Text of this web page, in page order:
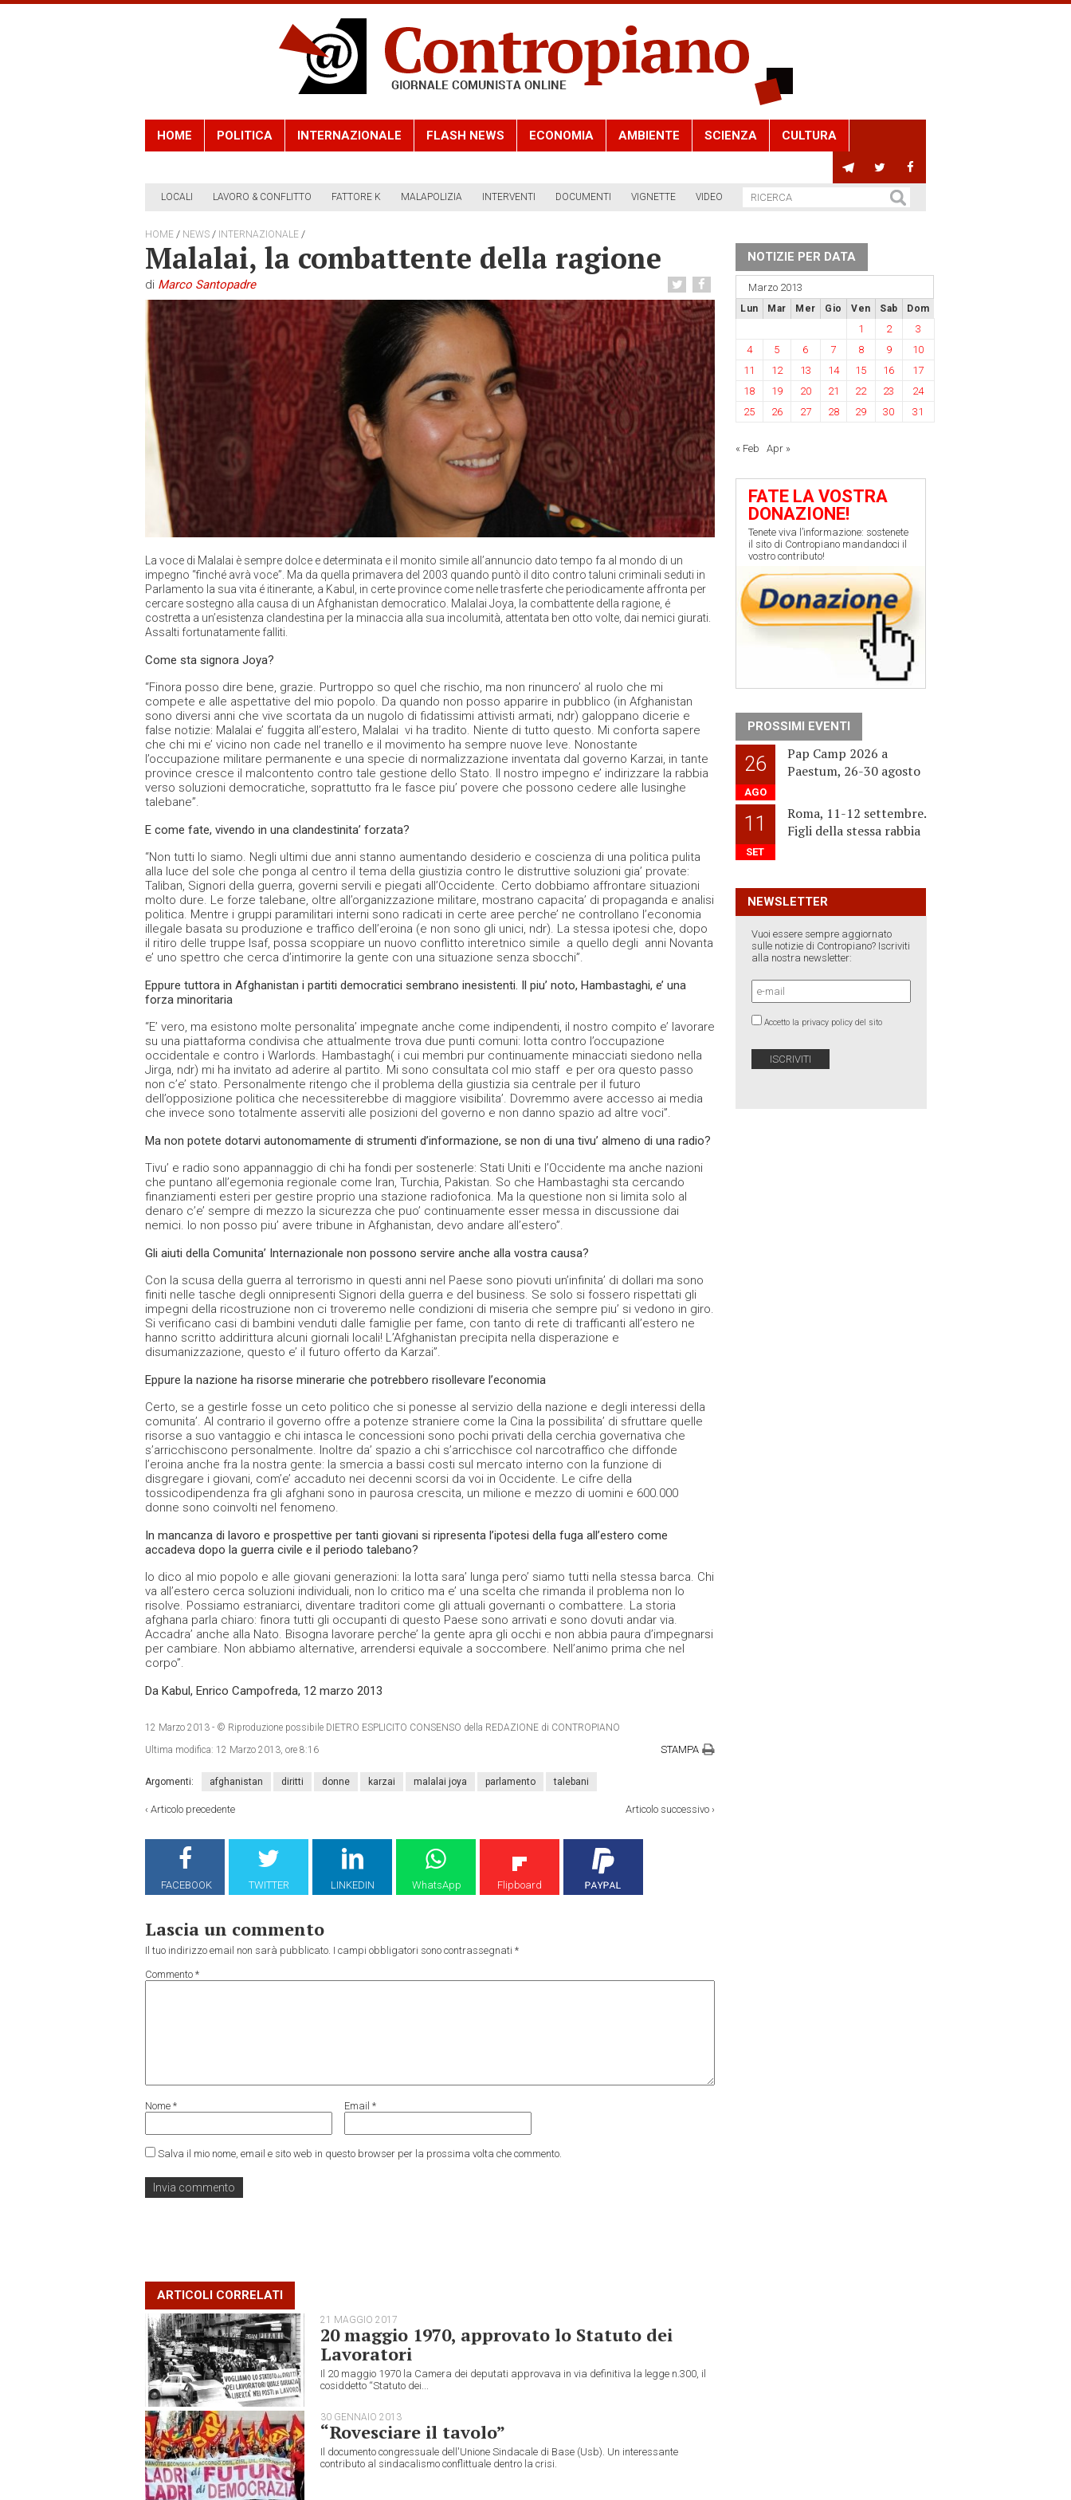
HOME POLITICA INTERNAZIONALE FLASH NEWS ECONOMIA AMBIENTE SCIENZA CULTURA
LOCALI LAVORO & CONFLITTO FATTORE K MALAPOLIZIA INTERVENTI DOCUMENTI VIGNETTE VIDEO
HOME / NEWS / INTERNAZIONALE /
Malalai, la combattente della ragione
di Marco Santopadre
La voce di Malalai è sempre dolce e determinata e il monito simile all’annuncio dato tempo fa al mondo di un
impegno “finché avrà voce”. Ma da quella primavera del 2003 quando puntò il dito contro taluni criminali seduti in
Parlamento la sua vita é itinerante, a Kabul, in certe province come nelle trasferte che periodicamente affronta per
cercare sostegno alla causa di un Afghanistan democratico. Malalai Joya, la combattente della ragione, é
costretta a un’esistenza clandestina per la minaccia alla sua incolumità, attentata ben otto volte, dai nemici giurati.
Assalti fortunatamente falliti.
Come sta signora Joya?
“Finora posso dire bene, grazie. Purtroppo so quel che rischio, ma non rinuncero’ al ruolo che mi
compete e alle aspettative del mio popolo. Da quando non posso apparire in pubblico (in Afghanistan
sono diversi anni che vive scortata da un nugolo di fidatissimi attivisti armati, ndr) galoppano dicerie e
false notizie: Malalai e’ fuggita all’estero, Malalai vi ha tradito. Niente di tutto questo. Mi conforta sapere
che chi mi e’ vicino non cade nel tranello e il movimento ha sempre nuove leve. Nonostante
l’occupazione militare permanente e una specie di normalizzazione inventata dal governo Karzai, in tante
province cresce il malcontento contro tale gestione dello Stato. Il nostro impegno e’ indirizzare la rabbia
verso soluzioni democratiche, soprattutto fra le fasce piu’ povere che possono cedere alle lusinghe
talebane”.
E come fate, vivendo in una clandestinita’ forzata?
“Non tutti lo siamo. Negli ultimi due anni stanno aumentando desiderio e coscienza di una politica pulita
alla luce del sole che ponga al centro il tema della giustizia contro le distruttive soluzioni gia’ provate:
Taliban, Signori della guerra, governi servili e piegati all’Occidente. Certo dobbiamo affrontare situazioni
molto dure. Le forze talebane, oltre all’organizzazione militare, mostrano capacita’ di propaganda e analisi
politica. Mentre i gruppi paramilitari interni sono radicati in certe aree perche’ ne controllano l’economia
illegale basata su produzione e traffico dell’eroina (e non sono gli unici, ndr). La stessa ipotesi che, dopo
il ritiro delle truppe Isaf, possa scoppiare un nuovo conflitto interetnico simile a quello degli anni Novanta
e’ uno spettro che cerca d’intimorire la gente con una situazione senza sbocchi”.
Eppure tuttora in Afghanistan i partiti democratici sembrano inesistenti. Il piu’ noto, Hambastaghi, e’ una
forza minoritaria
“E’ vero, ma esistono molte personalita’ impegnate anche come indipendenti, il nostro compito e’ lavorare
su una piattaforma condivisa che attualmente trova due punti comuni: lotta contro l’occupazione
occidentale e contro i Warlords. Hambastagh( i cui membri pur continuamente minacciati siedono nella
Jirga, ndr) mi ha invitato ad aderire al partito. Mi sono consultata col mio staff e per ora questo passo
non c’e’ stato. Personalmente ritengo che il problema della giustizia sia centrale per il futuro
dell’opposizione politica che necessiterebbe di maggiore visibilita’. Dovremmo avere accesso ai media
che invece sono totalmente asserviti alle posizioni del governo e non danno spazio ad altre voci”.
Ma non potete dotarvi autonomamente di strumenti d’informazione, se non di una tivu’ almeno di una radio?
Tivu’ e radio sono appannaggio di chi ha fondi per sostenerle: Stati Uniti e l’Occidente ma anche nazioni
che puntano all’egemonia regionale come Iran, Turchia, Pakistan. So che Hambastaghi sta cercando
finanziamenti esteri per gestire proprio una stazione radiofonica. Ma la questione non si limita solo al
denaro c’e’ sempre di mezzo la sicurezza che puo’ continuamente esser messa in discussione dai
nemici. Io non posso piu’ avere tribune in Afghanistan, devo andare all’estero”.
Gli aiuti della Comunita’ Internazionale non possono servire anche alla vostra causa?
Con la scusa della guerra al terrorismo in questi anni nel Paese sono piovuti un’infinita’ di dollari ma sono
finiti nelle tasche degli onnipresenti Signori della guerra e del business. Se solo si fossero rispettati gli
impegni della ricostruzione non ci troveremo nelle condizioni di miseria che sempre piu’ si vedono in giro.
Si verificano casi di bambini venduti dalle famiglie per fame, con tanto di rete di trafficanti all’estero ne
hanno scritto addirittura alcuni giornali locali! L’Afghanistan precipita nella disperazione e
disumanizzazione, questo e’ il futuro offerto da Karzai”.
Eppure la nazione ha risorse minerarie che potrebbero risollevare l’economia
Certo, se a gestirle fosse un ceto politico che si ponesse al servizio della nazione e degli interessi della
comunita’. Al contrario il governo offre a potenze straniere come la Cina la possibilita’ di sfruttare quelle
risorse a suo vantaggio e chi intasca le concessioni sono pochi privati della cerchia governativa che
s’arricchiscono personalmente. Inoltre da’ spazio a chi s’arricchisce col narcotraffico che diffonde
l’eroina anche fra la nostra gente: la smercia a bassi costi sul mercato interno con la funzione di
disgregare i giovani, com’e’ accaduto nei decenni scorsi da voi in Occidente. Le cifre della
tossicodipendenza fra gli afghani sono in paurosa crescita, un milione e mezzo di uomini e 600.000
donne sono coinvolti nel fenomeno.
In mancanza di lavoro e prospettive per tanti giovani si ripresenta l’ipotesi della fuga all’estero come
accadeva dopo la guerra civile e il periodo talebano?
Io dico al mio popolo e alle giovani generazioni: la lotta sara’ lunga pero’ siamo tutti nella stessa barca. Chi
va all’estero cerca soluzioni individuali, non lo critico ma e’ una scelta che rimanda il problema non lo
risolve. Possiamo estraniarci, diventare traditori come gli attuali governanti o combattere. La storia
afghana parla chiaro: finora tutti gli occupanti di questo Paese sono arrivati e sono dovuti andar via.
Accadra’ anche alla Nato. Bisogna lavorare perche’ la gente apra gli occhi e non abbia paura d’impegnarsi
per cambiare. Non abbiamo alternative, arrendersi equivale a soccombere. Nell’animo prima che nel
corpo”.
Da Kabul, Enrico Campofreda, 12 marzo 2013
12 Marzo 2013 - © Riproduzione possibile DIETRO ESPLICITO CONSENSO della REDAZIONE di CONTROPIANO
Ultima modifica: 12 Marzo 2013, ore 8:16 STAMPA
Argomenti: afghanistan diritti donne karzai malalai joya parlamento talebani
‹ Articolo precedente Articolo successivo ›
FACEBOOK TWITTER LINKEDIN WhatsApp Flipboard
Lascia un commento
Il tuo indirizzo email non sarà pubblicato. I campi obbligatori sono contrassegnati *
Commento *
Nome * Email *
Salva il mio nome, email e sito web in questo browser per la prossima volta che commento.
ARTICOLI CORRELATI
21 MAGGIO 2017
20 maggio 1970, approvato lo Statuto dei
Lavoratori
Il 20 maggio 1970 la Camera dei deputati approvava in via definitiva la legge n.300, il
cosiddetto “Statuto dei...
30 GENNAIO 2013
“Rovesciare il tavolo”
Il documento congressuale dell'Unione Sindacale di Base (Usb). Un interessante
contributo al sindacalismo conflittuale dentro la crisi.
NOTIZIE PER DATA
Marzo 2013
Lun Mar Mer Gio Ven Sab Dom
1 2
3
4
5 6 7 8 9
10
11
12 13 14 15 16
17
18
19 20 21 22 23
24
25
26 27 28 29 30 31
« Feb Apr »
FATE LA VOSTRA
DONAZIONE!
Tenete viva l’informazione: sostenete
il sito di Contropiano mandandoci il
vostro contributo!
PROSSIMI EVENTI
26
AGO
Pap Camp 2026 a
Paestum, 26-30 agosto
11
SET
Roma, 11-12 settembre.
Figli della stessa rabbia
NEWSLETTER
Vuoi essere sempre aggiornato
sulle notizie di Contropiano? Iscriviti
alla nostra newsletter:
Accetto la privacy policy del sito